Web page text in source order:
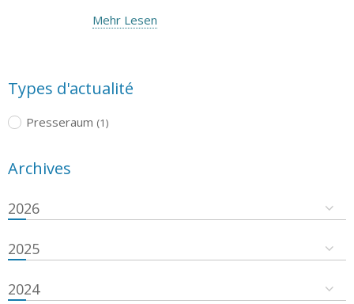
Mehr Lesen
Types d'actualité
Presseraum (1)
Archives
2026
2025
2024